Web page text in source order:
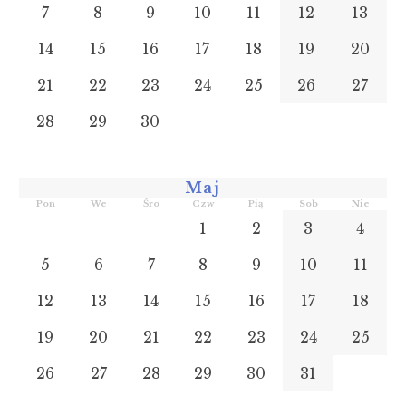
7
8 9 10 11 12
13
14
15 16 17 18 19
20
21
22 23 24 25 26
27
28
29 30
Maj
Pon We Śro Czw Pią Sob Nie
1 2 3
4
5
6 7 8 9 10
11
12
13 14 15 16 17
18
19
20 21 22 23 24
25
26
27 28 29 30 31